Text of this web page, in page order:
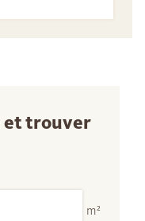
et trouver
m²